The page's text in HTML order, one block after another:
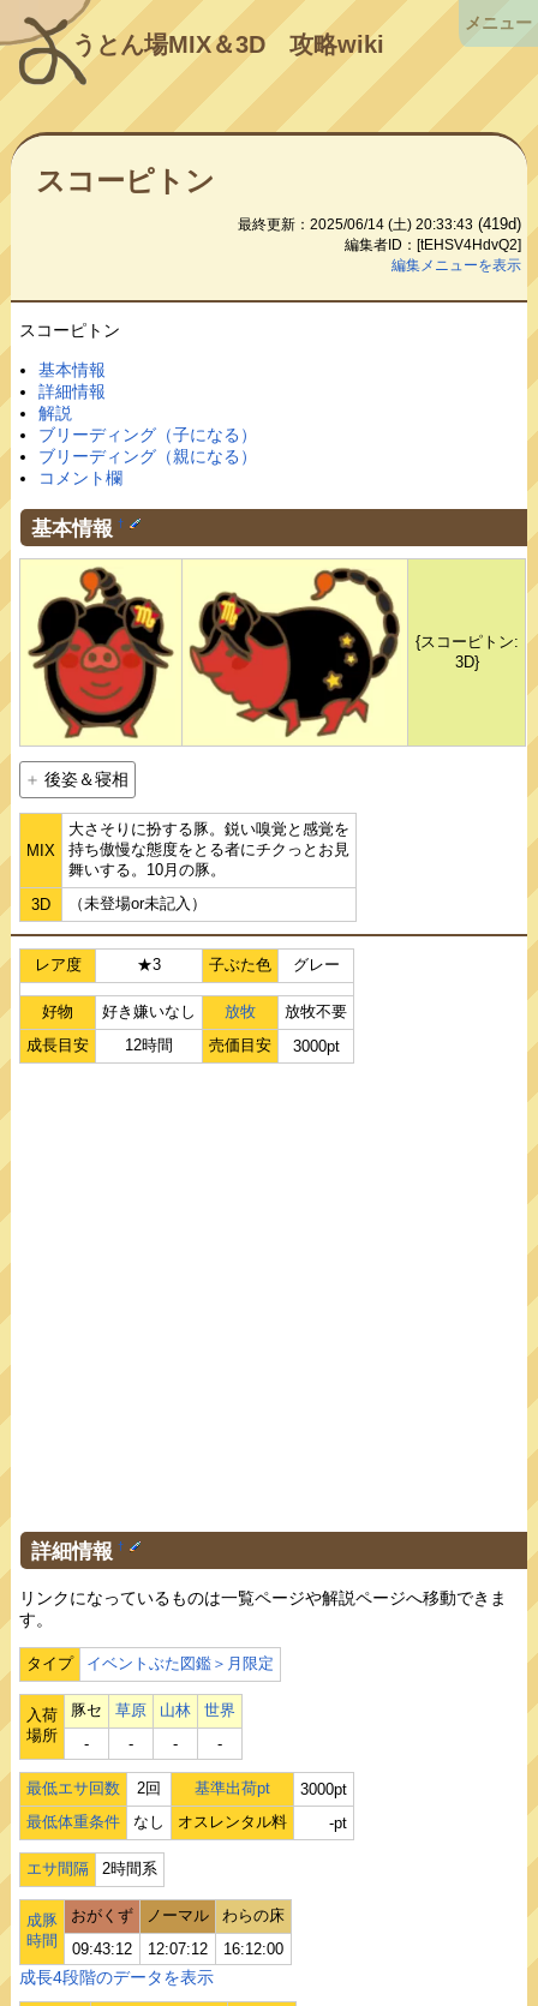
うとん場MIX＆3D攻略wiki
スコーピトン
最終更新：2025/06/14 (土) 20:33:43 (419d)
編集者ID：[tEHSV4HdvQ2]
編集メニューを表示
スコーピトン
基本情報
詳細情報
解説
ブリーディング（子になる）
ブリーディング（親になる）
コメント欄
基本情報 †
{スコーピトン:
3D}
後姿＆寝相
MIX
大さそりに扮する豚。鋭い嗅覚と感覚を
持ち傲慢な態度をとる者にチクっとお見
舞いする。10月の豚。
3D
（未登場or未記入）
レア度 ★3 子ぶた色 グレー
好物 好き嫌いなし 放牧
放牧不要
成長目安
12時間 売価目安 3000pt
詳細情報 †
リンクになっているものは一覧ページや解説ページへ移動できま
す。
タイプ イベントぶた図鑑＞月限定
入荷
場所
豚セ 草原 山林
世界
‐
‐ ‐ ‐
最低エサ回数 2回 基準出荷pt
3000pt
最低体重条件
なし オスレンタル料 -pt
エサ間隔 2時間系
成豚
時間
おがくず ノーマル
わらの床
09:43:12
12:07:12 16:12:00
成長4段階のデータを表示
メニュー